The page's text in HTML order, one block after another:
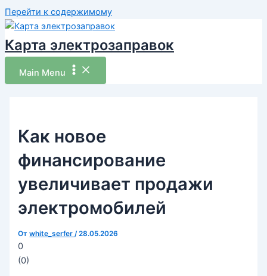
Перейти к содержимому
Карта электрозаправок
Main Menu
Как новое
финансирование
увеличивает продажи
электромобилей
Отwhite_serfer/28.05.2026
0
(0)